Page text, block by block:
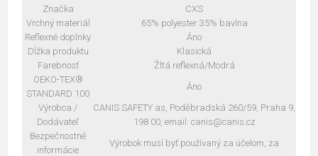
Značka
CXS
Vrchný materiál
65% polyester 35% bavlna
Reflexné doplnky
Áno
Dĺžka produktu
Klasická
Farebnosť
Žltá reflexná/Modrá
OEKO-TEX®
STANDARD 100
Áno
Výrobca /
Dodávateľ
CANIS SAFETY as, Poděbradská 260/59, Praha 9,
198 00, email: canis@canis.cz
Bezpečnostné
informácie
Výrobok musí byť používaný za účelom, za